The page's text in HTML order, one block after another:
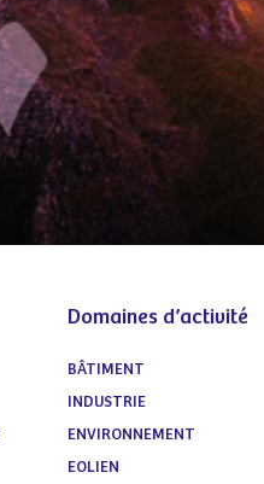
Domaines d’activité
BÂTIMENT
INDUSTRIE
ENVIRONNEMENT
EOLIEN